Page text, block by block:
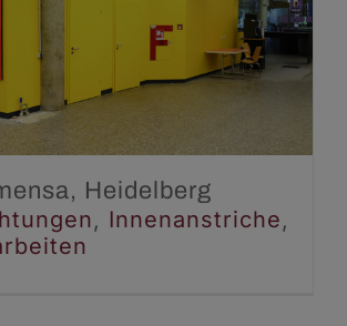
Heidelberg
Innenanstriche Lackierarbeiten
Heidelberg
, Innenanstriche,